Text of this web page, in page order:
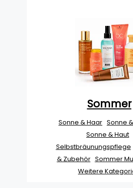
Sommer
Sonne & Haar Sonne
Sonne & Haut
Selbstbräunungspflege
& Zubehör Sommer
Weitere